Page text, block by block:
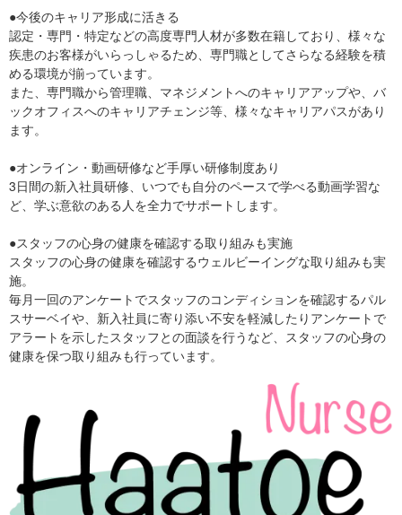
●今後のキャリア形成に活きる
認定・専門・特定などの高度専門人材が多数在籍しており、様々な
疾患のお客様がいらっしゃるため、専門職としてさらなる経験を積
める環境が揃っています。
また、専門職から管理職、マネジメントへのキャリアアップや、バ
ックオフィスへのキャリアチェンジ等、様々なキャリアパスがあり
ます。
●オンライン・動画研修など手厚い研修制度あり
3日間の新入社員研修、いつでも自分のペースで学べる動画学習な
ど、学ぶ意欲のある人を全力でサポートします。
●スタッフの心身の健康を確認する取り組みも実施
スタッフの心身の健康を確認するウェルビーイングな取り組みも実
施。
毎月一回のアンケートでスタッフのコンディションを確認するパル
スサーベイや、新入社員に寄り添い不安を軽減したりアンケートで
アラートを示したスタッフとの面談を行うなど、スタッフの心身の
健康を保つ取り組みも行っています。